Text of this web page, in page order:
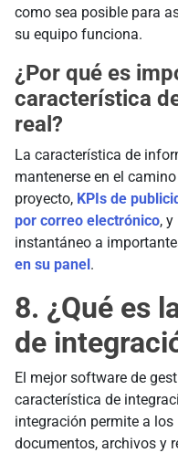
como sea posible para
su equipo funciona.
¿Por qué es
característica
real?
La característica de
mantenerse en el
proyecto, KPIs de
por correo electrónico,
instantáneo a
en su panel.
8. ¿Qué es
de
El mejor software de
característica de
integración permite a
documentos, archivos y